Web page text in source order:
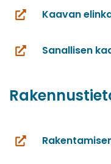
palveluun)
Kaavan
(siirryt
palveluun)Sanallisen
(siirryt
palveluun)
(siirryt